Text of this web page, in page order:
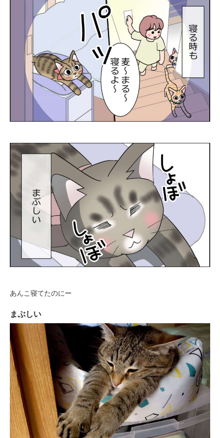
あんこ寝てたのにー
まぶしい
pecodogs
いぬ部をフォロー
pecocats
ねこ部をフォロー
PECOアプリをダウンロード済みの方
アプリをダウンロードする